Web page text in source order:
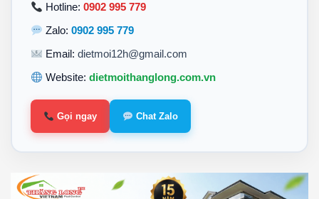
Hotline:0902 995 779
Zalo:0902 995 779
Email:dietmoi12h@gmail.com
Website:dietmoithanglong.com.vn
Gọi ngay Chat Zalo